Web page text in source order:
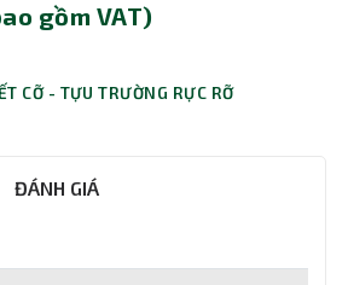
gồm VAT)
CỠ - TỰU TRƯỜNG RỰC RỠ
ĐÁNH GIÁ